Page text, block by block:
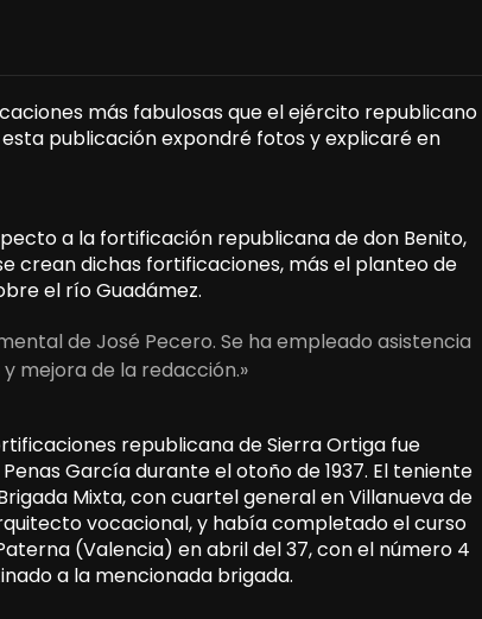
más fabulosas que el ejército republicano
publicación expondré fotos y explicaré en
a la fortificación republicana de don Benito,
crean dichas fortificaciones, más el planteo de
el río Guadámez.
de José Pecero. Se ha empleado asistencia
mejora de la redacción.»
republicana de Sierra Ortiga fue
García durante el otoño de 1937. El teniente
Mixta, con cuartel general en Villanueva de
vocacional, y había completado el curso
(Valencia) en abril del 37, con el número 4
a la mencionada brigada.